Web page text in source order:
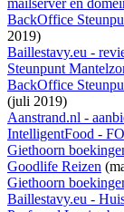
mailserver en
BackOffice
2019)
Baillestavy.eu -
Steunpunt
BackOffice
(juli 2019)
Aanstrand.nl -
IntelligentFood - FO
Giethoorn
Goodlife Reizen
Giethoorn
Baillestavy.eu -